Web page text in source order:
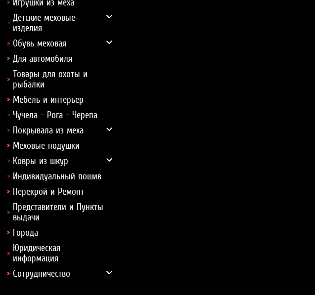
Игрушки из меха
Детские меховые
изделия
Обувь меховая
Для автомобиля
Товары для охоты и
рыбалки
Мебель и интерьер
Чучела - Рога - Черепа
Покрывала из меха
Меховые подушки
Ковры из шкур
Индивидуальный пошив
Перекрой и Ремонт
Представители и Пункты
выдачи
Города
Юридическая
информация
Сотрудничество